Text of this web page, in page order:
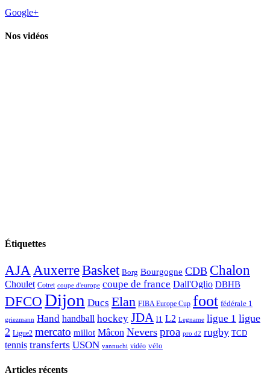
Google+
Nos vidéos
Étiquettes
AJAAuxerreBasket Borg Bourgogne CDB Chalon
Choulet Cotret coupe d'europe coupe de france Dall'Oglio DBHB
DFCODijon Ducs Elan FIBA Europe Cup foot fédérale 1
griezmann Hand handball hockey JDA l1 L2 Legname ligue 1 ligue
2 Ligue2 mercato millot Mâcon Nevers proa pro d2 rugby TCD
tennis transferts USON vannuchi vidéo vélo
Articles récents